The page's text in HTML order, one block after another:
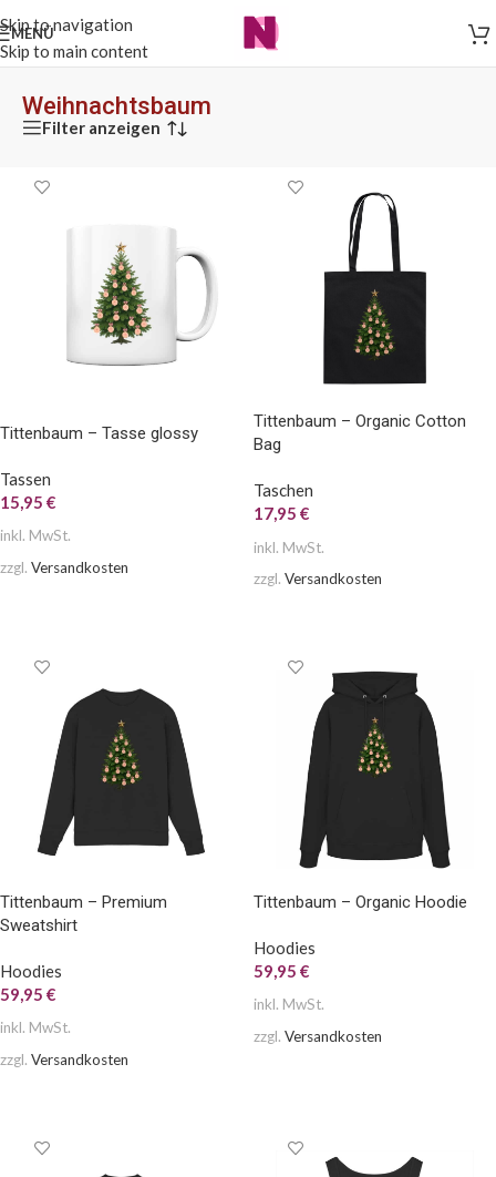
Skip to navigation
Skip to main content
MENÜ
Weihnachtsbaum
Filter anzeigen
Tittenbaum – Tasse glossy
Tassen
15,95 €
inkl. MwSt.
zzgl. Versandkosten
Tittenbaum – Organic Cotton
Bag
Taschen
17,95 €
inkl. MwSt.
zzgl. Versandkosten
Tittenbaum – Premium
Sweatshirt
Hoodies
59,95 €
inkl. MwSt.
zzgl. Versandkosten
Tittenbaum – Organic Hoodie
Hoodies
59,95 €
inkl. MwSt.
zzgl. Versandkosten